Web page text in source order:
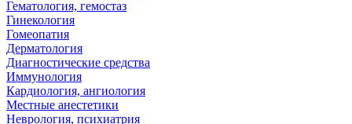
Гематология, гемостаз
Гинекология
Гомеопатия
Дерматология
Диагностические средства
Иммунология
Кардиология, ангиология
Местные анестетики
Неврология, психиатрия